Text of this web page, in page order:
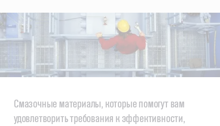
Смазочные материалы, которые помогут вам
удовлетворить требования к эффективности,